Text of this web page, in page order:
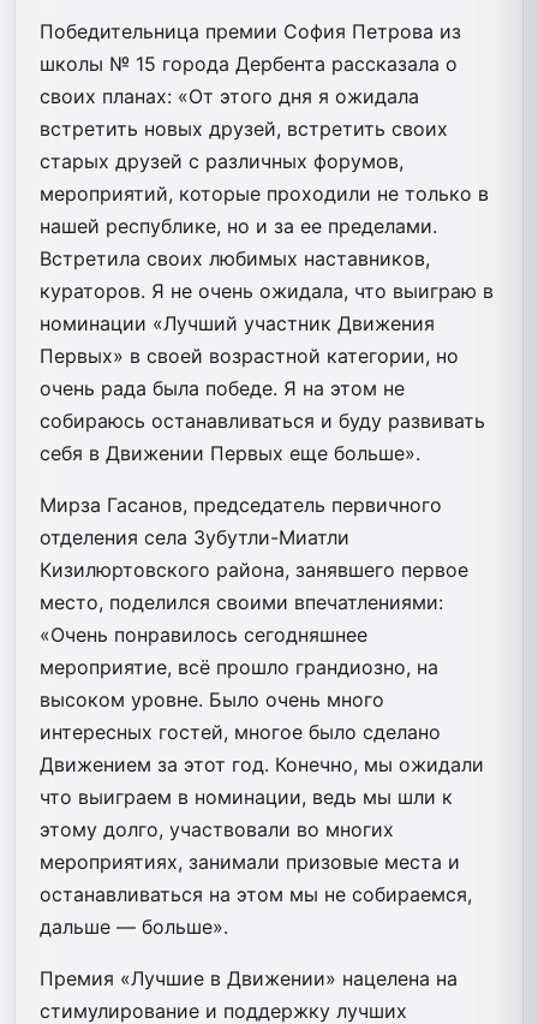
Победительница премии София Петрова из
школы № 15 города Дербента рассказала о
своих планах: «От этого дня я ожидала
встретить новых друзей, встретить своих
старых друзей с различных форумов,
мероприятий, которые проходили не только в
нашей республике, но и за ее пределами.
Встретила своих любимых наставников,
кураторов. Я не очень ожидала, что выиграю в
номинации «Лучший участник Движения
Первых» в своей возрастной категории, но
очень рада была победе. Я на этом не
собираюсь останавливаться и буду развивать
себя в Движении Первых еще больше».
Мирза Гасанов, председатель первичного
отделения села Зубутли-Миатли
Кизилюртовского района, занявшего первое
место, поделился своими впечатлениями:
«Очень понравилось сегодняшнее
мероприятие, всё прошло грандиозно, на
высоком уровне. Было очень много
интересных гостей, многое было сделано
Движением за этот год. Конечно, мы ожидали
что выиграем в номинации, ведь мы шли к
этому долго, участвовали во многих
мероприятиях, занимали призовые места и
останавливаться на этом мы не собираемся,
дальше — больше».
Премия «Лучшие в Движении» нацелена на
стимулирование и поддержку лучших